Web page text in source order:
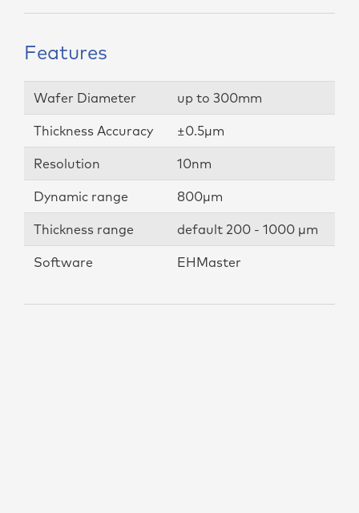
Features
Wafer Diameter up to 300mm
Thickness Accuracy ±0.5µm
Resolution 10nm
Dynamic range 800µm
Thickness range default 200 - 1000 µm
Software EHMaster